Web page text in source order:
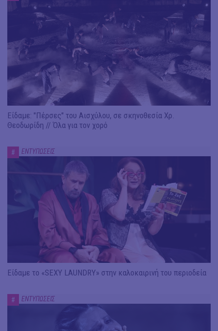
Είδαμε: "Πέρσες" του Αισχύλου, σε σκηνοθεσία Χρ.
Θεοδωρίδη // Όλα για τον χορό
# ΕΝΤΥΠΩΣΕΙΣ
Είδαμε το «SEXY LAUNDRY» στην καλοκαιρινή του περιοδεία
# ΕΝΤΥΠΩΣΕΙΣ